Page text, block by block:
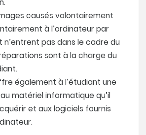
causés volontairement
à l’ordinateur par
n’entrent pas dans le cadre du
réparations sont à la charge du
également à l’étudiant une
matériel informatique qu’il
et aux logiciels fournis